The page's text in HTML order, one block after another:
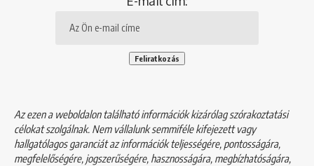
Az ezen a weboldalon található információk kizárólag szórakoztatási
célokat szolgálnak. Nem vállalunk semmiféle kifejezett vagy
hallgatólagos garanciát az információk teljességére, pontosságára,
megfelelőségére, jogszerűségére, hasznosságára, megbízhatóságára,